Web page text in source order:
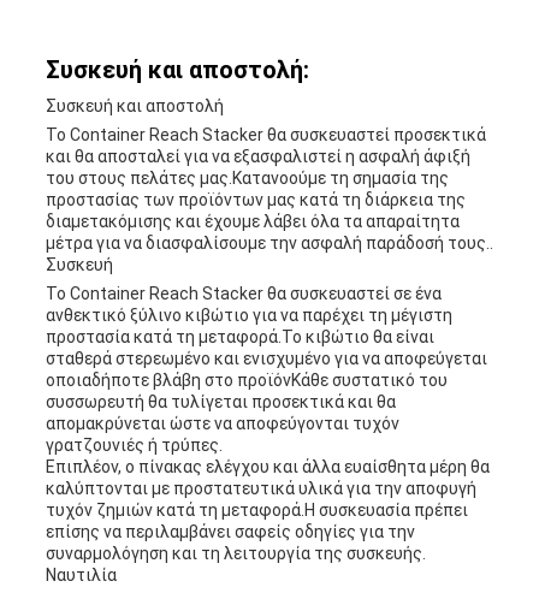
Συσκευή και αποστολή:
Συσκευή και αποστολή
Το Container Reach Stacker θα συσκευαστεί προσεκτικά
και θα αποσταλεί για να εξασφαλιστεί η ασφαλή άφιξή
του στους πελάτες μας.Κατανοούμε τη σημασία της
προστασίας των προϊόντων μας κατά τη διάρκεια της
διαμετακόμισης και έχουμε λάβει όλα τα απαραίτητα
μέτρα για να διασφαλίσουμε την ασφαλή παράδοσή τους..
Συσκευή
Το Container Reach Stacker θα συσκευαστεί σε ένα
ανθεκτικό ξύλινο κιβώτιο για να παρέχει τη μέγιστη
προστασία κατά τη μεταφορά.Το κιβώτιο θα είναι
σταθερά στερεωμένο και ενισχυμένο για να αποφεύγεται
οποιαδήποτε βλάβη στο προϊόνΚάθε συστατικό του
συσσωρευτή θα τυλίγεται προσεκτικά και θα
απομακρύνεται ώστε να αποφεύγονται τυχόν
γρατζουνιές ή τρύπες.
Επιπλέον, ο πίνακας ελέγχου και άλλα ευαίσθητα μέρη θα
καλύπτονται με προστατευτικά υλικά για την αποφυγή
τυχόν ζημιών κατά τη μεταφορά.Η συσκευασία πρέπει
επίσης να περιλαμβάνει σαφείς οδηγίες για την
συναρμολόγηση και τη λειτουργία της συσκευής.
Ναυτιλία